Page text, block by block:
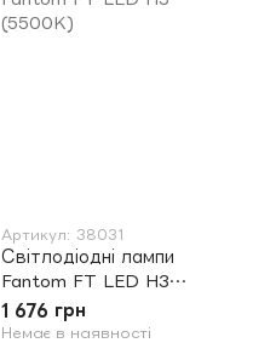
Артикул: 38031
Світлодіодні лампи
Fantom FT LED H3
(5500K)
1 676 грн
Немає в наявності